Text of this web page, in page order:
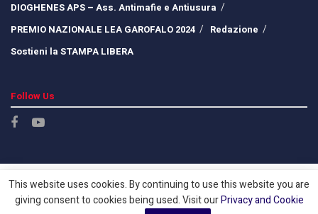
DIOGHENES APS – Ass. Antimafie e Antiusura
PREMIO NAZIONALE LEA GAROFALO 2024
Redazione
Sostieni la STAMPA LIBERA
Follow Us
This website uses cookies. By continuing to use this website you are
giving consent to cookies being used. Visit ourPrivacy and Cookie